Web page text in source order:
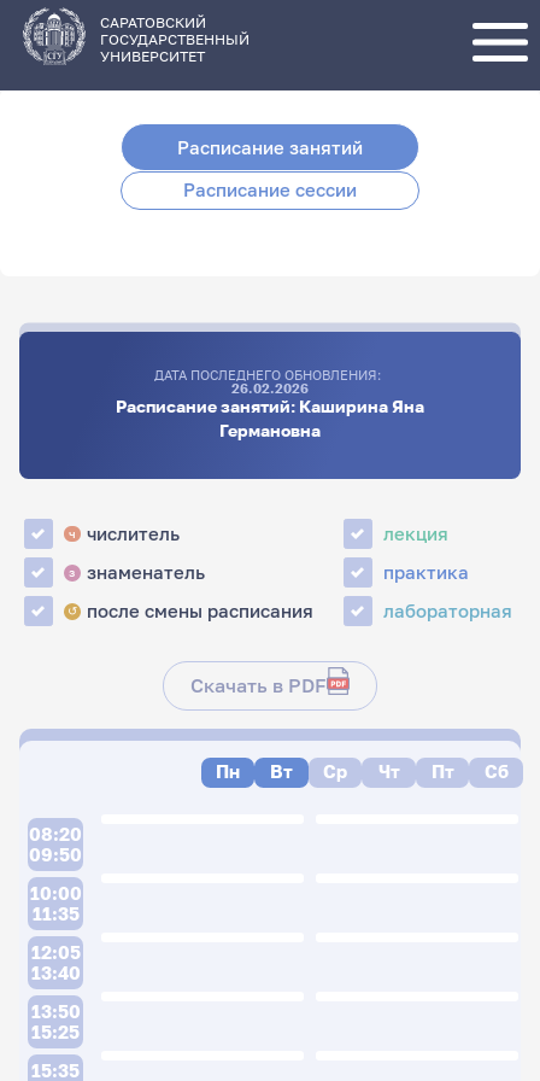
основному
содержанию
САРАТОВСКИЙ
ГОСУДАРСТВЕННЫЙ
УНИВЕРСИТЕТ
Расписание занятий
Расписание сессии
ДАТА ПОСЛЕДНЕГО ОБНОВЛЕНИЯ:
26.02.2026
Расписание занятий: Каширина Яна
Германовна
ч числитель
з знаменатель
↺ после смены расписания
лекция
практика
лабораторная
Скачать в PDF
Пн Вт Ср Чт Пт Сб
08:20
09:50
10:00
11:35
12:05
13:40
13:50
15:25
15:35